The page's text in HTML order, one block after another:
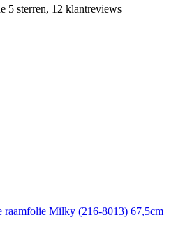
5 sterren, 12 klantreviews
raamfolie Milky (216-8013) 67,5cm